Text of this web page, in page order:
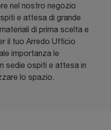
nel nostro negozio
e attesa di grande
di prima scelta e
il tuo Arredo Ufficio
importanza le
sedie ospiti e attesa in
lo spazio.